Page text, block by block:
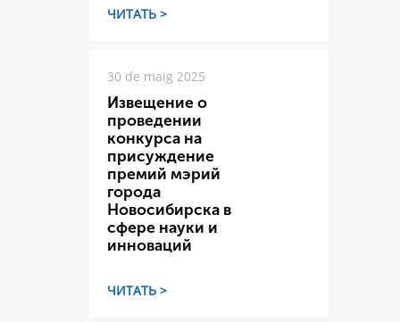
ЧИТАТЬ >
30 de maig 2025
Извещение о
проведении
конкурса на
присуждение
премий мэрий
города
Новосибирска в
сфере науки и
инноваций
ЧИТАТЬ >